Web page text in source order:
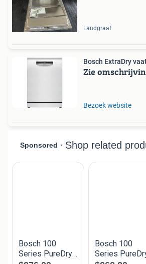
Landgraaf
Bosch ExtraDry
Zie
Bezoek website